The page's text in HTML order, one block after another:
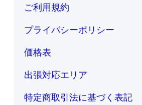
ご利用規約
プライバシーポリシー
価格表
出張対応エリア
特定商取引法に基づく表記